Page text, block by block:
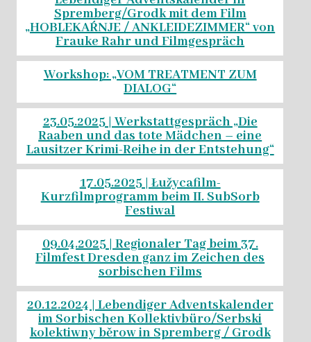
Spremberg/Grodk mit dem Film
„HOBLEKAŔNJE / ANKLEIDEZIMMER“ von
Frauke Rahr und Filmgespräch
Workshop: „VOM TREATMENT ZUM
DIALOG“
23.05.2025 | Werkstattgespräch „Die
Raaben und das tote Mädchen – eine
Lausitzer Krimi-Reihe in der Entstehung“
17.05.2025 | Łužycafilm-
Kurzfilmprogramm beim II. SubSorb
Festiwal
09.04.2025 | Regionaler Tag beim 37.
Filmfest Dresden ganz im Zeichen des
sorbischen Films
20.12.2024 | Lebendiger Adventskalender
im Sorbischen Kollektivbüro/Serbski
kolektiwny běrow in Spremberg / Grodk